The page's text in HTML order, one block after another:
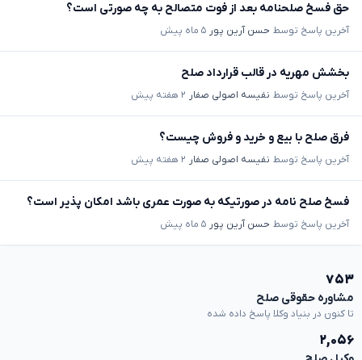
حق فسخ صلحنامه بعد از فوت متصالح به چه صورتی است؟
آخرین پاسخ توسط حسن آرین پور ۵ ماه پیش
بخشش مهریه در قالب قرارداد صلح
آخرین پاسخ توسط نفیسه اصولی صفار ۲ هفته پیش
فرق صلح با بیع و خرید و فروش چیست؟
آخرین پاسخ توسط نفیسه اصولی صفار ۲ هفته پیش
فسخ صلح نامه در صورتیکه به صورت عمری باشد امکان پذیر است؟
آخرین پاسخ توسط حسن آرین پور ۵ ماه پیش
۷۵۳
مشاوره حقوقی صلح
تا کنون در بنیاد وکلا پاسخ داده شده
۲,۰۵۶